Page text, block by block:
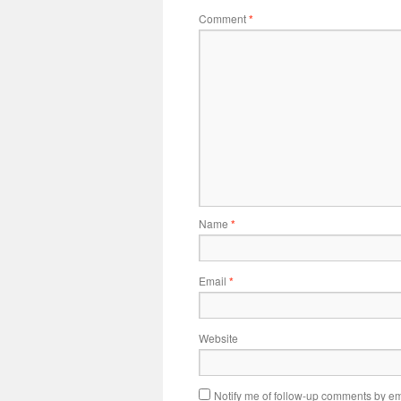
Comment*
Name *
Email *
Website
Notify me of follow-up comments by